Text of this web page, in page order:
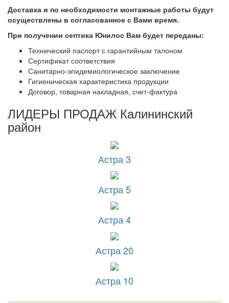
Доставка и по необходимости монтажные работы будут
осуществлены в согласованное с Вами время.
При получении септика Юнилос Вам будет переданы:
Технический паспорт с гарантийным талоном
Сертификат соответствия
Санитарно-эпидемиологическое заключение
Гигиеническая характеристика продукции
Договор, товарная накладная, счет-фактура
ЛИДЕРЫ ПРОДАЖ Калининский
район
Астра 3
Астра 5
Астра 4
Астра 20
Астра 10